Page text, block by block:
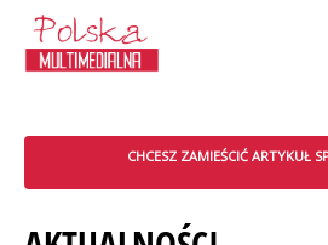
CHCESZ ZAMIEŚCIĆ ARTYKUŁ